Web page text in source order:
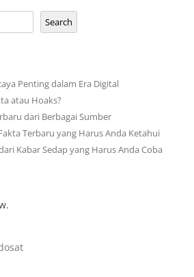
Search
Penting dalam Era Digital
atau Hoaks?
dari Berbagai Sumber
Terbaru yang Harus Anda Ketahui
Kabar Sedap yang Harus Anda Coba